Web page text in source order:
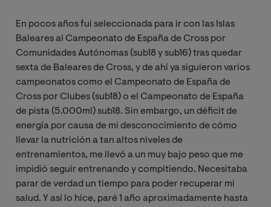
En pocos años fui seleccionada para ir con las Islas
Baleares al Campeonato de España de Cross por
Comunidades Autónomas (sub18 y sub16) tras quedar
sexta de Baleares de Cross, y de ahí ya siguieron varios
campeonatos como el Campeonato de España de
Cross por Clubes (sub18) o el Campeonato de España
de pista (5.000ml) sub18. Sin embargo, un déficit de
energía por causa de mi desconocimiento de cómo
llevar la nutrición a tan altos niveles de
entrenamientos, me llevó a un muy bajo peso que me
impidió seguir entrenando y compitiendo. Necesitaba
parar de verdad un tiempo para poder recuperar mi
salud. Y así lo hice, paré 1 año aproximadamente hasta